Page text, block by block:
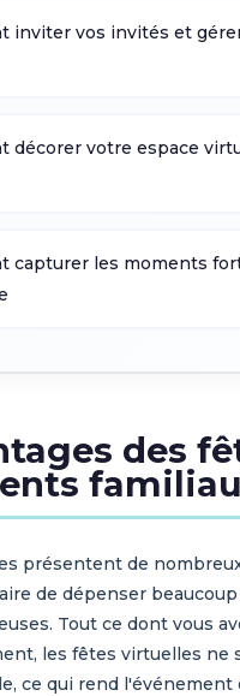
inviter vos invités et
décorer votre espace
capturer les moments
des
présentent de
de dépenser
Tout ce dont vous
les fêtes virtuelles
ce qui rend l'événement